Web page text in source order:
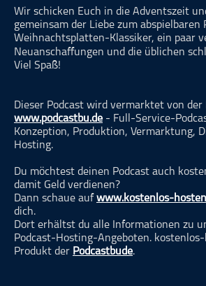
Pop
Punk
Rap
Schlager
Techno
Wir schicken Euch in die Adventszeit
gemeinsam der Liebe zum abspielbaren
Weihnachtsplatten-Klassiker, ein paar
Neuanschaffungen und die üblichen
Viel Spaß!
Dieser Podcast wird vermarktet von der
www.podcastbu.de - Full-Service-
Konzeption, Produktion, Vermarktung,
Hosting.
Du möchtest deinen Podcast auch
damit Geld verdienen?
Dann schaue auf www.kostenlos-
dich.
Dort erhältst du alle Informationen zu
Podcast-Hosting-Angeboten.
Produkt der Podcastbude.